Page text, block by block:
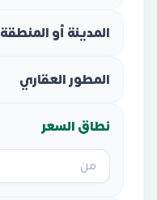
المدينة أو المنطقة
المطور العقاري
نطاق السعر